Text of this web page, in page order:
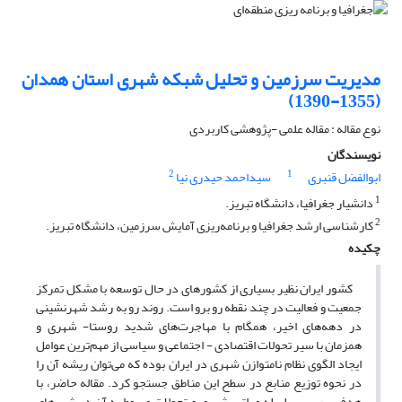
مدیریت سرزمین و تحلیل شبکه شهری استان همدان
(1355-1390)
نوع مقاله : مقاله علمی -پژوهشی کاربردی
نویسندگان
ابوالفضل قنبری
1 سیداحمد حیدری نیا 2
1 دانشیار جغرافیا، دانشگاه تبریز.
2کارشناسی ارشد جغرافیا و برنامه‌ریزی آمایش سرزمین، دانشگاه تبریز.
چکیده
کشور ایران نظیر بسیاری از کشورهای در حال توسعه با مشکل تمرکز
جمعیت و فعالیت در چند نقطه رو برو است. روند رو به رشد شهرنشینی
در دهه‌های اخیر، همگام با مهاجرت‌های شدید روستا- شهری و
همزمان با سیر تحولات اقتصادی - اجتماعی و سیاسی از مهم‌ترین عوامل
ایجاد الگوی نظام نامتوازن شهری در ایران بوده که می‌توان ریشه آن را
در نحوه توزیع منابع در سطح این مناطق جستجو کرد. مقاله حاضر، با